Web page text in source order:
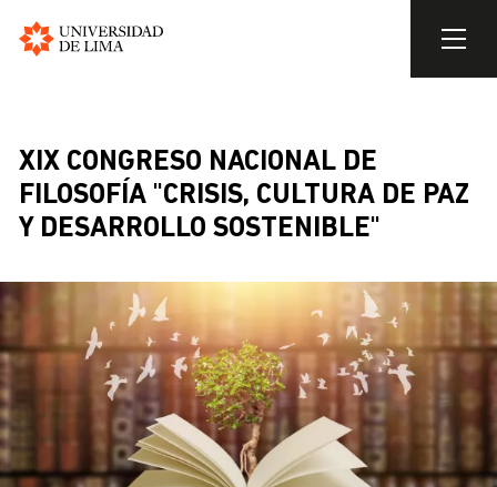
contenido
principal
XIX CONGRESO NACIONAL DE
FILOSOFÍA "CRISIS, CULTURA DE PAZ
Y DESARROLLO SOSTENIBLE"